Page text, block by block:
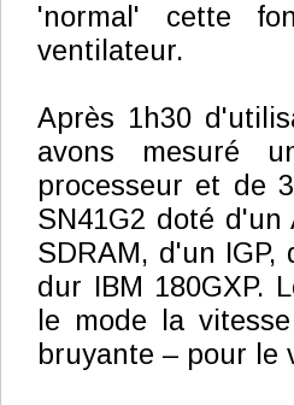
'normal' cette
ventilateur.
Après 1h30
avons mesuré
processeur et de
SN41G2 doté d'un
SDRAM, d'un
dur IBM 180GXP.
le mode la
bruyante – pour le